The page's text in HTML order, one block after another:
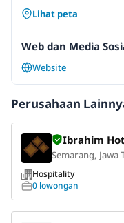
Lihat peta
Web dan Media
Website
Perusahaan
Ibrahim
Semarang, Jawa
Hospitality
0 lowongan